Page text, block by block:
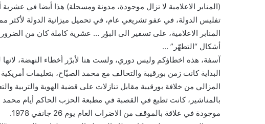
(المنابر الاعلامية لا تزال موجودة، مدونة ومسجلة) هذا أيضا في
تفليس الدولة، في عفو تشريعي عام، في تحميل ميزانية الدولة
المنابر الاعلامية، على تسفير الى البؤر … عشرية كاملة كان من
أشكال “التطهّر” …
آسفة، هذه اخطاؤكم وليس دوري، ولست هنا لأبرّر أخطاء النهضة،
البداية كانت زمن بورقيبة والتحالف مع محمد الصيّاح، بتعليمات
المزالي من خلافة بورقيبة مقابل تنازلات على قضية الهوية والتربية
بالمناشير، كانت تطبع في القصبة في مطبعة الحزب الحاكم أيام محمد
موجودة في علاقة بالموقف من الاضراب العام يوم 26 جانفي 1978.